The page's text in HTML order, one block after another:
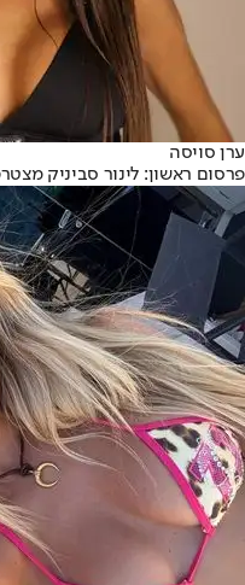
ערן סויסה
פרסום ראשון: לינור סביניק